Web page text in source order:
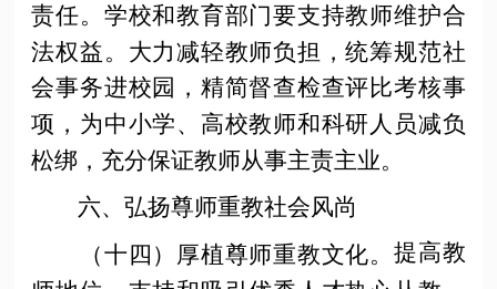
责任。学校和教育部门要支持教师维护合
法权益。大力减轻教师负担，统筹规范社
会事务进校园，精简督查检查评比考核事
项，为中小学、高校教师和科研人员减负
松绑，充分保证教师从事主责主业。
六、弘扬尊师重教社会风尚
（十四）厚植尊师重教文化。提高教